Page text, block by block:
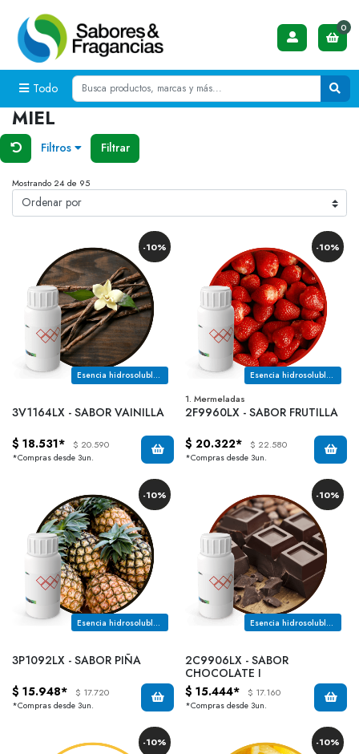
Todo
0
MIEL
Filtros Filtrar
Mostrando 24 de 95
-10%
Esencia hidrosoluble con notas a bocado cremoso, vainilla cumarina y mantequilla, licorosa dulce
3V1164LX - SABOR VAINILLA
$ 18.531*
$ 20.590
*Compras desde 3un.
-10%
Esencia hidrosoluble con notas a silvestre, ligeramente verde, acaramelada y dulce
1. Mermeladas
2F9960LX - SABOR FRUTILLA
$ 20.322*
$ 22.580
*Compras desde 3un.
-10%
Esencia hidrosoluble con notas a piña
3P1092LX - SABOR PIÑA
$ 15.948*
$ 17.720
*Compras desde 3un.
-10%
Esencia hidrosoluble con notas a vainilla, chocolate malteado, dulce y licoroso
2C9906LX - SABOR
CHOCOLATE I
$ 15.444*
$ 17.160
*Compras desde 3un.
-10% -10%